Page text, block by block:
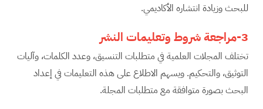
للبحث وزيادة انتشاره الأكاديمي.
3-مراجعة شروط وتعليمات النشر
تختلف المجلات العلمية في متطلبات التنسيق، وعدد الكلمات، وآليات
التوثيق، والتحكيم. ويسهم الاطلاع على هذه التعليمات في إعداد
البحث بصورة متوافقة مع متطلبات المجلة.